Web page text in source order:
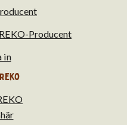
Producent
in